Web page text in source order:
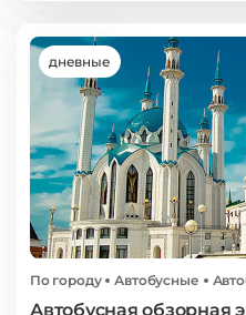
дневные
По городу Автобусные
Автобусная обзорная